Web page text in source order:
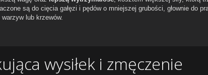
są do cięcia gałęzi i pędów o mniejszej grubości, głownie do
warzyw lub krzewów.
wysiłek i zmęczenie